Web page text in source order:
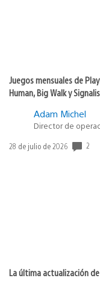
Juegos mensuales de
Human, Big Walk y Signalis
Adam Michel
Director de
Fecha
28 de julio de 2026 2
La última actualización